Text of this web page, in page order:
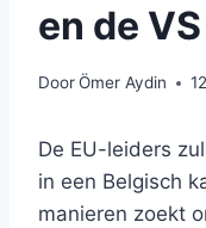
en de VS
DoorÖmer Aydin
De EU-leiders
in een Belgisch
manieren zoekt